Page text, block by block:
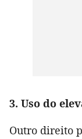
3. Uso do
Outro direito